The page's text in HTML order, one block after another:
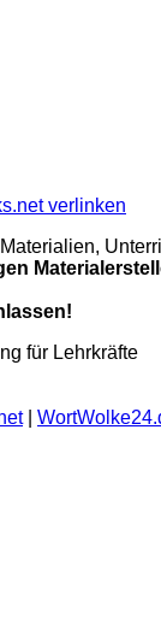
verlinken
für Lehrkräfte
|